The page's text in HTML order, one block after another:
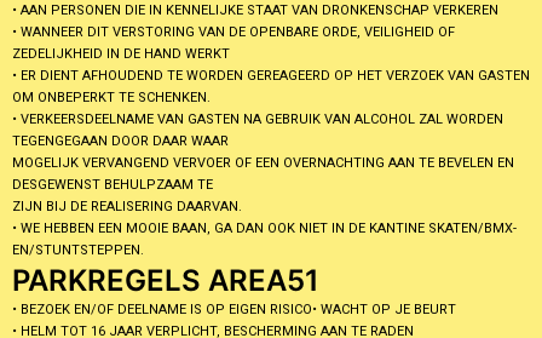
• AAN PERSONEN DIE IN KENNELIJKE STAAT VAN DRONKENSCHAP VERKEREN
• WANNEER DIT VERSTORING VAN DE OPENBARE ORDE, VEILIGHEID OF
ZEDELIJKHEID IN DE HAND WERKT
• ER DIENT AFHOUDEND TE WORDEN GEREAGEERD OP HET VERZOEK VAN GASTEN
OM ONBEPERKT TE SCHENKEN.
• VERKEERSDEELNAME VAN GASTEN NA GEBRUIK VAN ALCOHOL ZAL WORDEN
TEGENGEGAAN DOOR DAAR WAAR
MOGELIJK VERVANGEND VERVOER OF EEN OVERNACHTING AAN TE BEVELEN EN
DESGEWENST BEHULPZAAM TE
ZIJN BIJ DE REALISERING DAARVAN.
• WE HEBBEN EEN MOOIE BAAN, GA DAN OOK NIET IN DE KANTINE SKATEN/BMX-
EN/STUNTSTEPPEN.
PARKREGELS AREA51
• BEZOEK EN/OF DEELNAME IS OP EIGEN RISICO• WACHT OP JE BEURT
• HELM TOT 16 JAAR VERPLICHT, BESCHERMING AAN TE RADEN